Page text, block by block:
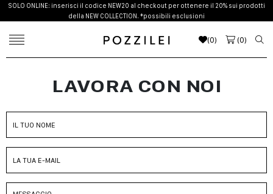
SOLO ONLINE: inserisci il codice NEW20 al checkout per ottenere il 20% sui prodotti
della NEW COLLECTION. *possibili esclusioni
(0) (0)
LAVORA CON NOI